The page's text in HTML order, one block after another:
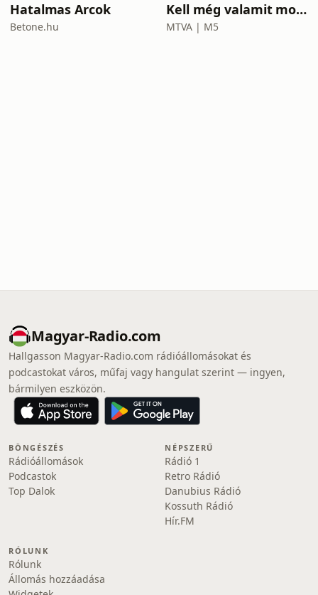
Hatalmas Arcok
Betone.hu
Kell még valamit mondanom, Ildikó?
MTVA | M5
Magyar-Radio.com
Hallgasson Magyar-Radio.com rádióállomásokat és
podcastokat város, műfaj vagy hangulat szerint — ingyen,
bármilyen eszközön.
BÖNGÉSZÉS
Rádióállomások
Podcastok
Top Dalok
NÉPSZERŰ
Rádió 1
Retro Rádió
Danubius Rádió
Kossuth Rádió
Hír.FM
RÓLUNK
Rólunk
Állomás hozzáadása